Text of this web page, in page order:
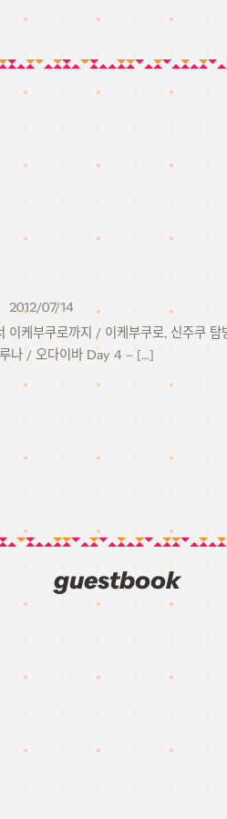
2012/07/14
케부쿠로까지 / 이케부쿠로, 신주쿠 탐
나 / 오다이바 Day 4 – […]
guestbook